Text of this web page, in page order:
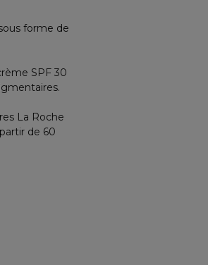
forme de
SPF 30
La Roche
de 60